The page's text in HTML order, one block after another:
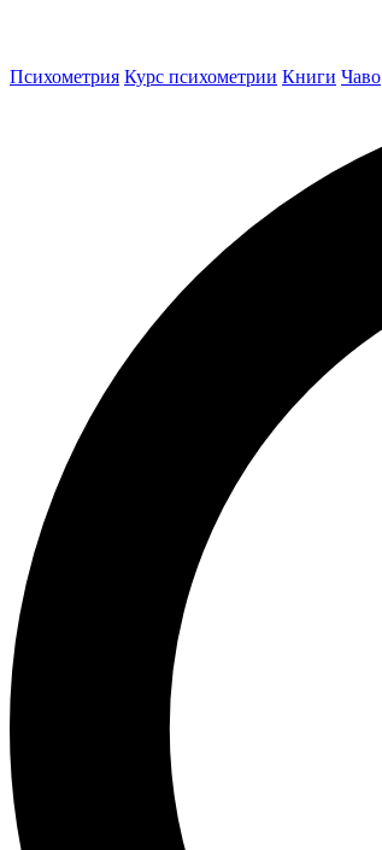
Психометрия Курс психометрии Книги Чаво